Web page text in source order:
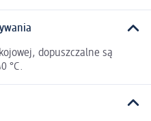
dopuszczalne są
°C.